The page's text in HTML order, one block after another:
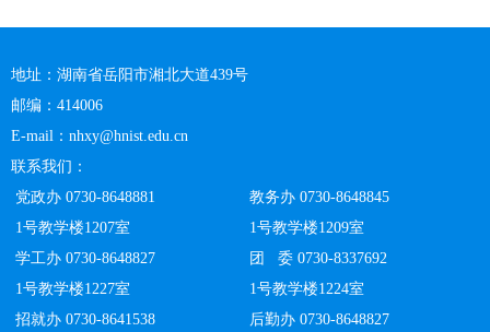
地址：湖南省岳阳市湘北大道439号
邮编：414006
E-mail：nhxy@hnist.edu.cn
联系我们：
党政办 0730-8648881
1号教学楼1207室
教务办 0730-8648845
1号教学楼1209室
学工办 0730-8648827
1号教学楼1227室
团 委 0730-8337692
1号教学楼1224室
招就办 0730-8641538
后勤办 0730-8648827